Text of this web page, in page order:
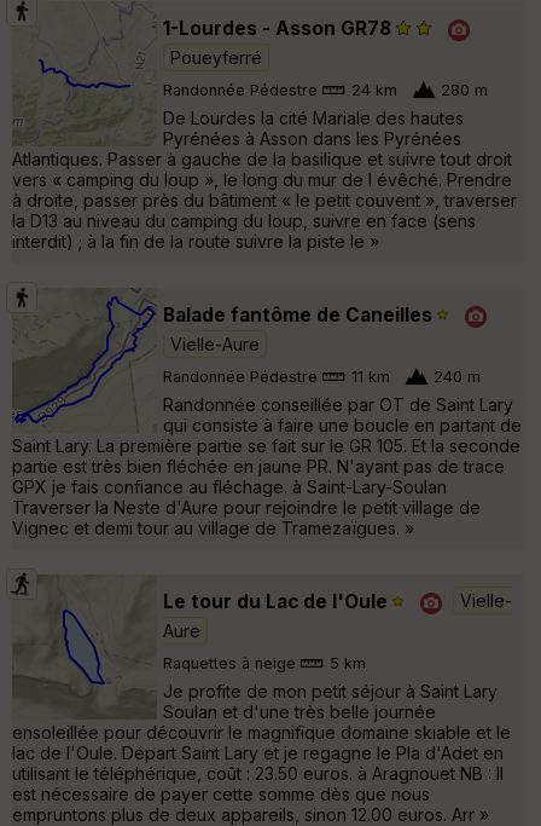
1-Lourdes - Asson GR78
Poueyferré
Randonnée Pédestre 24 km 280 m
De Lourdes la cité Mariale des hautes
Pyrénées à Asson dans les Pyrénées
Atlantiques. Passer à gauche de la basilique et suivre tout droit
vers « camping du loup », le long du mur de l évêché. Prendre
à droite, passer près du bâtiment « le petit couvent », traverser
la D13 au niveau du camping du loup, suivre en face (sens
interdit) ; à la fin de la route suivre la piste le »
Balade fantôme de Caneilles
Vielle-Aure
Randonnée Pédestre 11 km 240 m
Randonnée conseillée par OT de Saint Lary
qui consiste à faire une boucle en partant de
Saint Lary. La première partie se fait sur le GR 105. Et la seconde
partie est très bien fléchée en jaune PR. N'ayant pas de trace
GPX je fais confiance au fléchage. à Saint-Lary-Soulan
Traverser la Neste d'Aure pour rejoindre le petit village de
Vignec et demi tour au village de Tramezaïgues. »
Le tour du Lac de l'Oule
Vielle-
Aure
Raquettes à neige 5 km
Je profite de mon petit séjour à Saint Lary
Soulan et d'une très belle journée
ensoleillée pour découvrir le magnifique domaine skiable et le
lac de l'Oule. Départ Saint Lary et je regagne le Pla d'Adet en
utilisant le téléphérique, coût : 23.50 euros. à Aragnouet NB : Il
est nécessaire de payer cette somme dès que nous
empruntons plus de deux appareils, sinon 12.00 euros. Arr »